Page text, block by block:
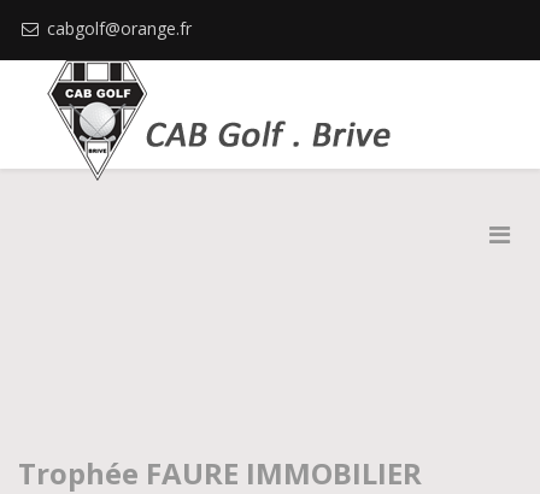
cabgolf@orange.fr
Trophée FAURE IMMOBILIER